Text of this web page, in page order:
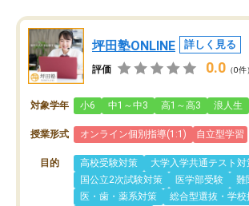
坪田塾ONLINE 詳しく見る
評価 0.0 （0件
対象学年 小6 中1～中3 高1～高3 浪人生
授業形式 オンライン個別指導(1:1) 自立型学習
目的 高校受験対策
大学入学共通テスト対
国公立2次試験対策
医学部受験
難
医・歯・薬系対策
総合型選抜・学